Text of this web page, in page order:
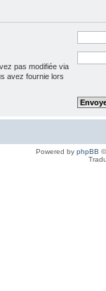
pas modifiée via
avez fournie lors
Powered by phpBB